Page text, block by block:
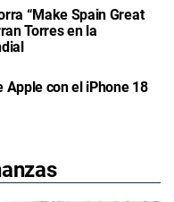
“Make Spain Great
Torres en la
Apple con el iPhone 18